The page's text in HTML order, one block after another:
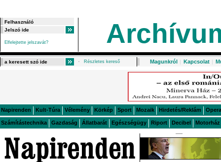
Elfelejtette jelszavát?
Részletes kereső Magunkról | Kapcsolat |
Napirenden Kult-Túra Vélemény Körkép Sport Mozaik Hirdetés/Reklám Opera
Számítástechnika Gazdaság Állatbarát Egészségügy Riport Decibel Motorház